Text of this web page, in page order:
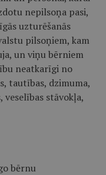
nepilsoņa pasi,
uzturēšanās
pilsoņiem, kam
un viņu bērniem
neatkarīgi no
tautības, dzimuma,
stāvokļa,
bērnu